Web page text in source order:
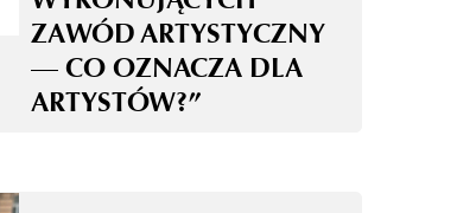
ZAWÓD ARTYSTYCZNY
— CO OZNACZA DLA
ARTYSTÓW?”